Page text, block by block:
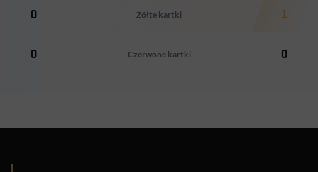
0 Żółte kartki 1
0 Czerwone kartki 0